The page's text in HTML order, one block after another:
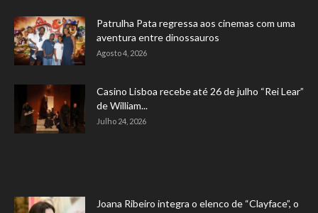
Patrulha Pata regressa aos cinemas com uma
aventura entre dinossauros
Agosto 4, 2026
Casino Lisboa recebe até 26 de julho “Rei Lear”
de William...
Julho 24, 2026
Joana Ribeiro integra o elenco de “Clayface”, o